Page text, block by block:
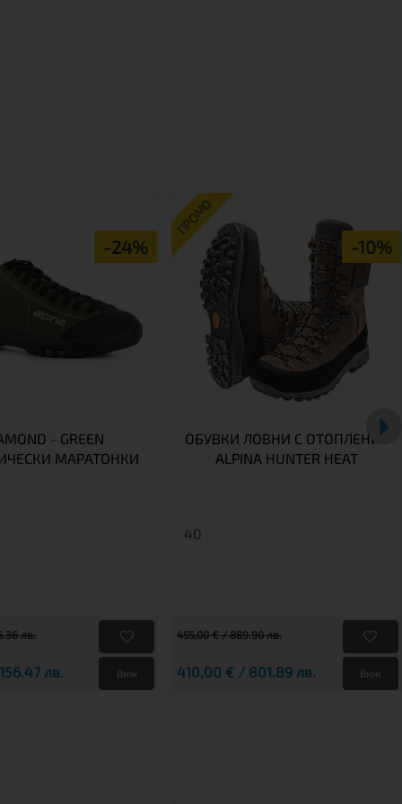
-24%
- GREEN
МАРАТОНКИ
лв.
лв. Виж
ПРОМО
-10%
ОБУВКИ ЛОВНИ С ОТОПЛЕНИЕ
ALPINA HUNTER HEAT
40
455,00 € / 889.90 лв.
410,00 € / 801.89 лв. Виж